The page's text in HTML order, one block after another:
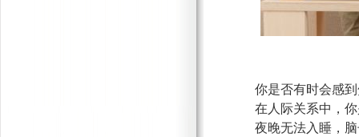
你是否有时会感
在人际关系中，
夜晚无法入睡，